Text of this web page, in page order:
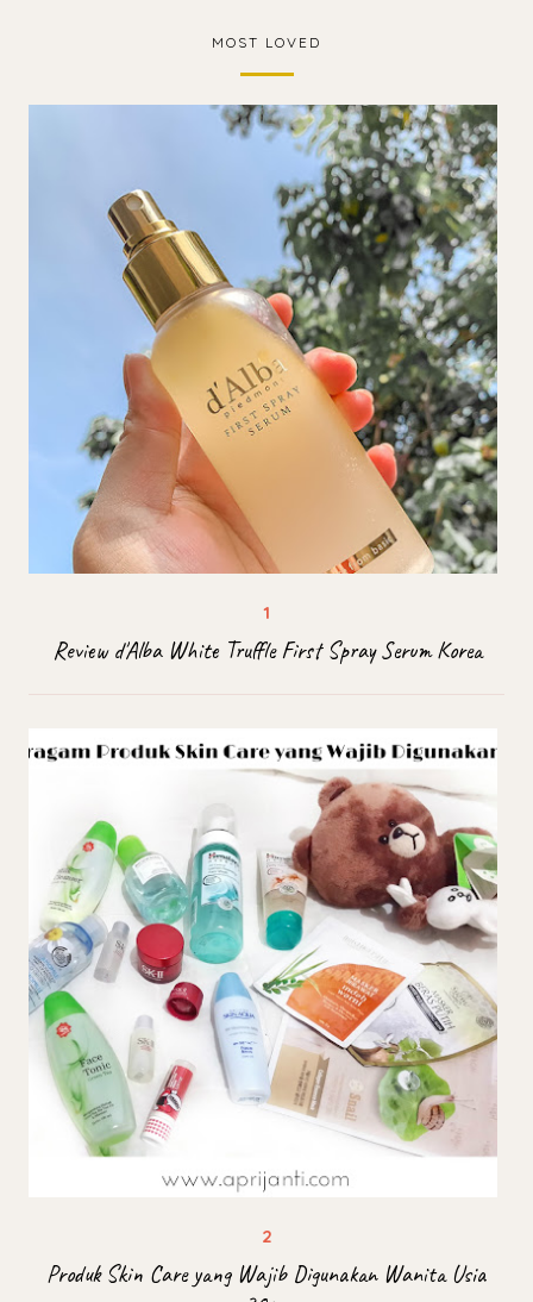
MOST LOVED
Review d'Alba White Truffle First Spray Serum Korea
Produk Skin Care yang Wajib Digunakan Wanita Usia